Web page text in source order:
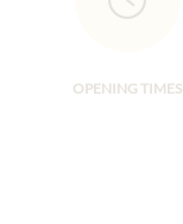
OPENING TIMES